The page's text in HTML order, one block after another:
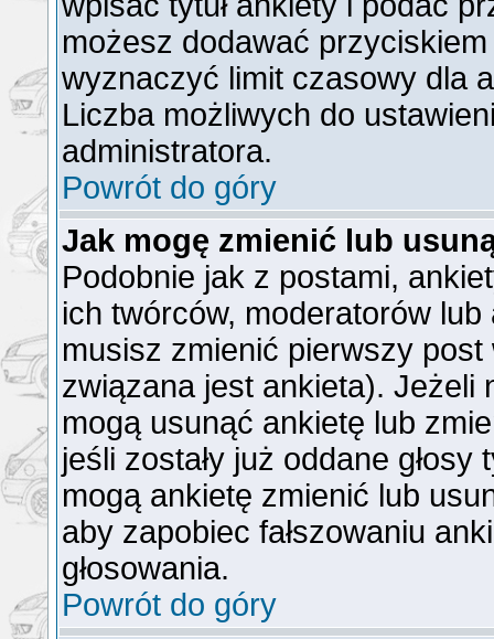
możesz dodawać
wyznaczyć limit czasowy dla
Liczba możliwych do
administratora.
Powrót do góry
Jak mogę zmienić lub
Podobnie jak z postami,
ich twórców, moderatorów
musisz zmienić pierwszy
związana jest ankieta). Jeżeli
mogą usunąć ankietę lub
jeśli zostały już oddane
mogą ankietę zmienić lub
aby zapobiec fałszowaniu
głosowania.
Powrót do góry